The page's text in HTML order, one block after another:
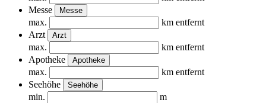
Messe
Messe
max.
km entfernt
Arzt
Arzt
max.
km entfernt
Apotheke
Apotheke
max.
km entfernt
Seehöhe
Seehöhe
min. m